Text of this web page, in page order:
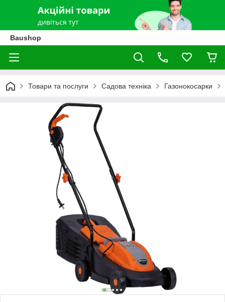
Baushop
Товари та послуги Садова техніка Газонокосарки